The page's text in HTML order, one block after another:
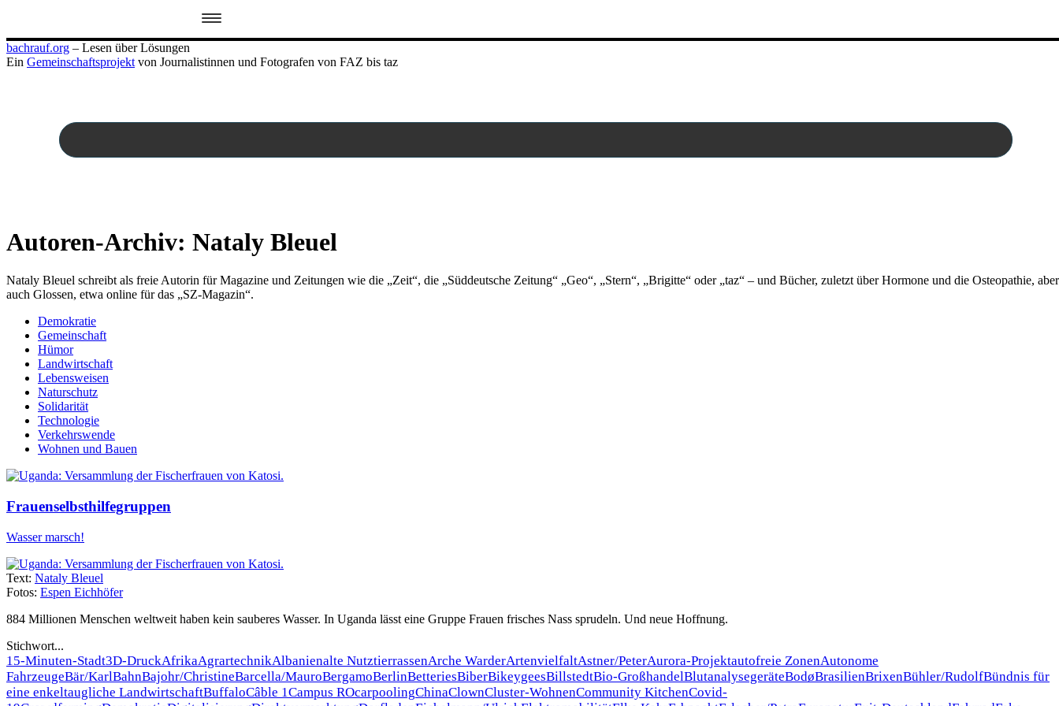
Zum
Inhalt
bachrauf.org – Lesen über Lösungen
Ein Gemeinschaftsprojekt von Journalistinnen und Fotografen von FAZ bis taz
Autoren-Archiv: Nataly Bleuel
Nataly Bleuel schreibt als freie Autorin für Magazine und Zeitungen wie die „Zeit“, die „Süddeutsche Zeitung“ „Geo“, „Stern“, „Brigitte“ oder „taz“ – und Bücher, zuletzt über Hormone und die Osteopathie, aber
auch Glossen, etwa online für das „SZ-Magazin“.
Demokratie
Gemeinschaft
Hümor
Landwirtschaft
Lebensweisen
Naturschutz
Solidarität
Technologie
Verkehrswende
Wohnen und Bauen
Frauenselbsthilfegruppen
Wasser marsch!
Text: Nataly Bleuel
Fotos: Espen Eichhöfer
884 Millionen Menschen weltweit haben kein sauberes Wasser. In Uganda lässt eine Gruppe Frauen frisches Nass sprudeln. Und neue Hoffnung.
Stichwort...
15-Minuten-Stadt3D-DruckAfrikaAgrartechnikAlbanienalte NutztierrassenArche WarderArtenvielfaltAstner/PeterAurora-Projektautofreie ZonenAutonome
FahrzeugeBär/KarlBahnBajohr/ChristineBarcella/MauroBergamoBerlinBetteriesBiberBikeygeesBillstedtBio-GroßhandelBlutanalysegeräteBodøBrasilienBrixenBühler/RudolfBündnis für
eine enkeltaugliche LandwirtschaftBuffaloCâble 1Campus ROcarpoolingChinaClownCluster-WohnenCommunity KitchenCovid-